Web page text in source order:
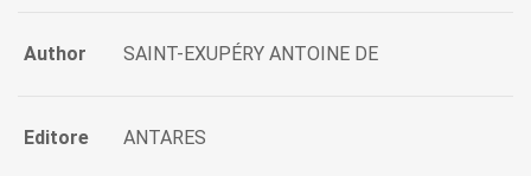
Author SAINT-EXUPÉRY ANTOINE DE
Editore ANTARES